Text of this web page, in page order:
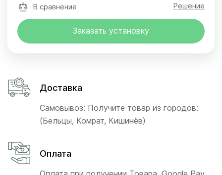
В сравнение Решение
Заказать установку
Доставка
Самовывоз: Получите товар из городов:
(Бельцы, Комрат, Кишинёв)
Оплата